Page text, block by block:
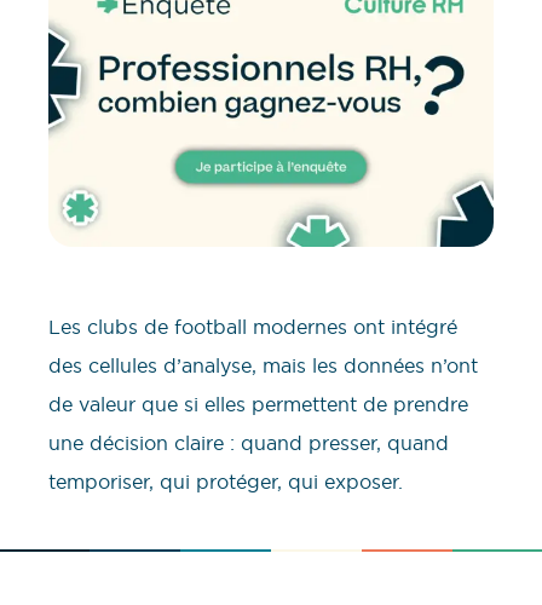
Les clubs de football modernes ont intégré
des cellules d’analyse, mais les données n’ont
de valeur que si elles permettent de prendre
une décision claire : quand presser, quand
temporiser, qui protéger, qui exposer.